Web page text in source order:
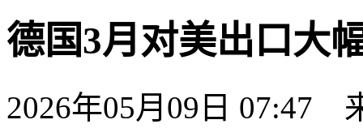
德国3月对美出口大
2026年05月09日 07:47